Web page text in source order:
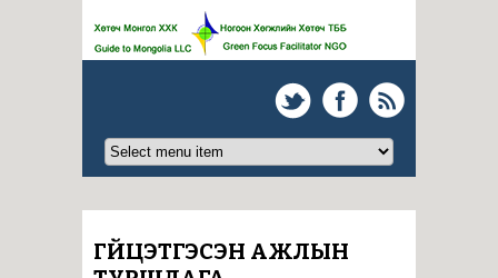
ГҮЙЦЭТГЭСЭН АЖЛЫН